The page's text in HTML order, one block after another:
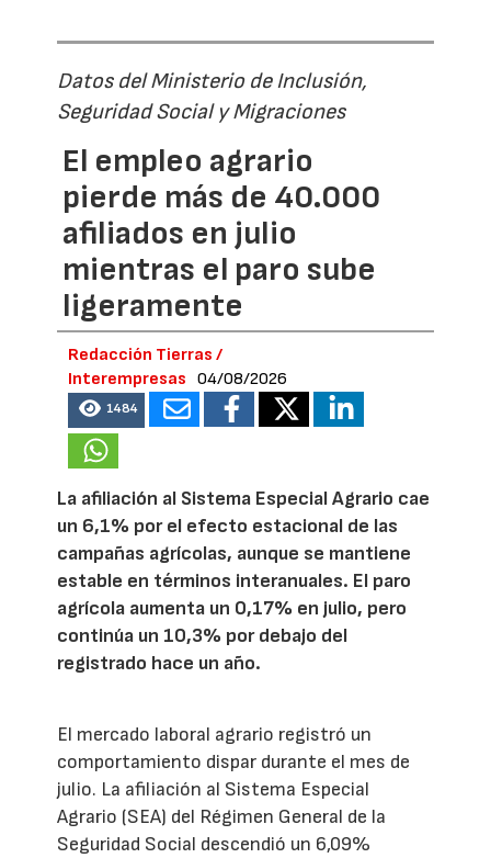
Datos del Ministerio de Inclusión,
Seguridad Social y Migraciones
El empleo agrario
pierde más de 40.000
afiliados en julio
mientras el paro sube
ligeramente
Redacción Tierras /
Interempresas
04/08/2026
1484
La afiliación al Sistema Especial Agrario cae
un 6,1% por el efecto estacional de las
campañas agrícolas, aunque se mantiene
estable en términos interanuales. El paro
agrícola aumenta un 0,17% en julio, pero
continúa un 10,3% por debajo del
registrado hace un año.
El mercado laboral agrario registró un
comportamiento dispar durante el mes de
julio. La afiliación al Sistema Especial
Agrario (SEA) del Régimen General de la
Seguridad Social descendió un 6,09%